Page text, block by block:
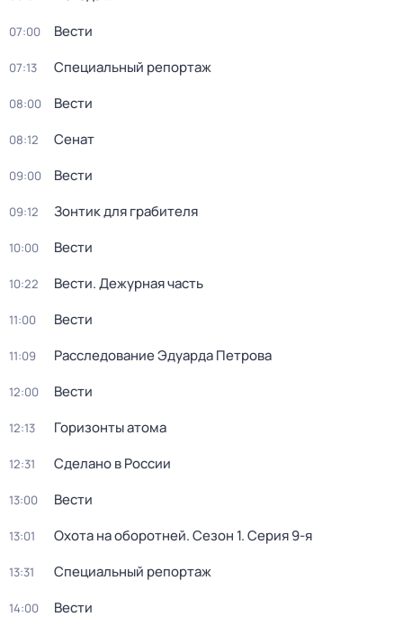
07:00 Вести
07:13 Специальный репортаж
08:00 Вести
08:12 Сенат
09:00 Вести
09:12 Зонтик для грабителя
10:00 Вести
10:22 Вести. Дежурная часть
11:00 Вести
11:09 Расследование Эдуарда Петрова
12:00 Вести
12:13 Горизонты атома
12:31 Сделано в России
13:00 Вести
13:01 Охота на оборотней. Сезон 1. Серия 9-я
13:31 Специальный репортаж
14:00 Вести